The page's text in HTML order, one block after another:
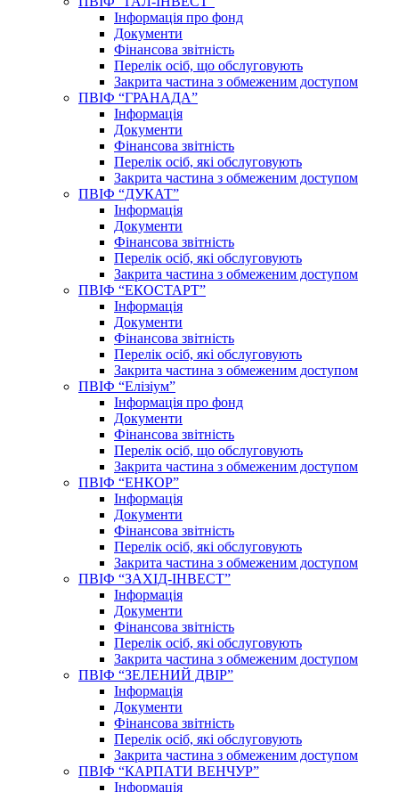
Інформація про фонд
Документи
Фінансова звітність
Перелік осіб, що обслуговують
Закрита частина з обмеженим доступом
ПВІФ “ГРАНАДА”
Інформація
Документи
Фінансова звітність
Перелік осіб, які обслуговують
Закрита частина з обмеженим доступом
ПВІФ “ДУКАТ”
Інформація
Документи
Фінансова звітність
Перелік осіб, які обслуговують
Закрита частина з обмеженим доступом
ПВІФ “ЕКОСТАРТ”
Інформація
Документи
Фінансова звітність
Перелік осіб, які обслуговують
Закрита частина з обмеженим доступом
ПВІФ “Елізіум”
Інформація про фонд
Документи
Фінансова звітність
Перелік осіб, що обслуговують
Закрита частина з обмеженим доступом
ПВІФ “ЕНКОР”
Інформація
Документи
Фінансова звітність
Перелік осіб, які обслуговують
Закрита частина з обмеженим доступом
ПВІФ “ЗАХІД-ІНВЕСТ”
Інформація
Документи
Фінансова звітність
Перелік осіб, які обслуговують
Закрита частина з обмеженим доступом
ПВІФ “ЗЕЛЕНИЙ ДВІР”
Інформація
Документи
Фінансова звітність
Перелік осіб, які обслуговують
Закрита частина з обмеженим доступом
ПВІФ “КАРПАТИ ВЕНЧУР”
Інформація